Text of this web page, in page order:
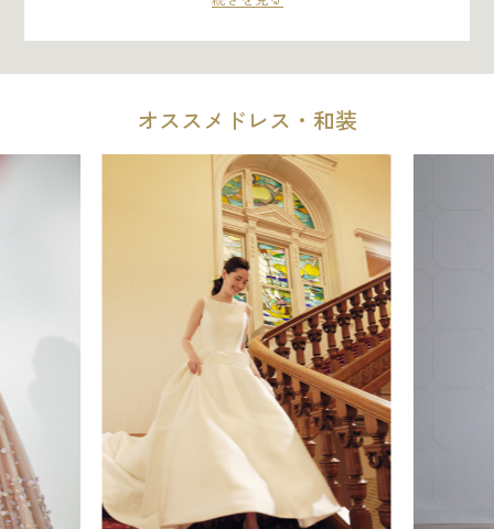
った、プレゼントの花束が今まで見た中で一番綺麗なお花…な
フさんのおかげで希望したことが全て叶えられて、本当に楽し
親戚、友人とも交流でき、新しいスタートを迎えられました。
た。これからもずっと利用させて頂くのを楽しみにしていま
オススメドレス・和装